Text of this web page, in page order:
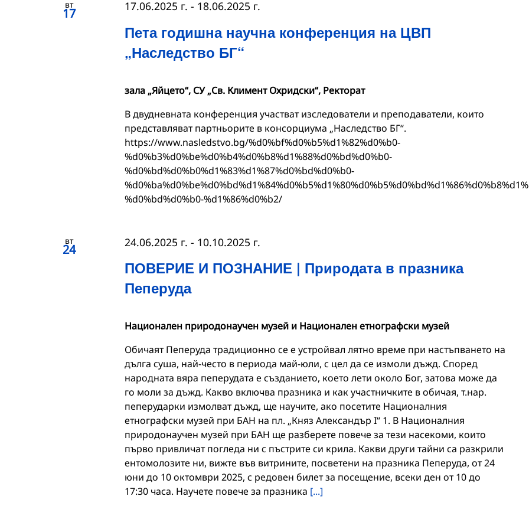
вт
17
Пета годишна научна конференция на ЦВП
„Наследство БГ“
17.06.2025 г. - 18.06.2025 г.
зала „Яйцето“, СУ „Св. Климент Охридски“, Ректорат
В двудневната конференция участват изследователи и преподаватели, които
представляват партньорите в консорциума „Наследство БГ“.
https://www.nasledstvo.bg/%d0%bf%d0%b5%d1%82%d0%b0-
%d0%b3%d0%be%d0%b4%d0%b8%d1%88%d0%bd%d0%b0-
%d0%bd%d0%b0%d1%83%d1%87%d0%bd%d0%b0-
%d0%bd%d0%b0-%d1%86%d0%b2/
вт
24
ПОВЕРИЕ И ПОЗНАНИЕ | Природата в празника
Пеперуда
24.06.2025 г. - 10.10.2025 г.
Национален природонаучен музей и Национален етнографски музей
Обичаят Пеперуда традиционно се е устройвал лятно време при настъпването на
дълга суша, най-често в периода май-юли, с цел да се измоли дъжд. Според
народната вяра пеперудата е създанието, което лети около Бог, затова може да
го моли за дъжд. Какво включва празника и как участничките в обичая, т.нар.
пеперударки измолват дъжд, ще научите, ако посетите Националния
етнографски музей при БАН на пл. „Княз Александър I“ 1. В Националния
природонаучен музей при БАН ще разберете повече за тези насекоми, които
първо привличат погледа ни с пъстрите си крила. Какви други тайни са разкрили
ентомолозите ни, вижте във витрините, посветени на празника Пеперуда, от 24
юни до 10 октомври 2025, с редовен билет за посещение, всеки ден от 10 до
17:30 часа. Научете повече за празника [...]